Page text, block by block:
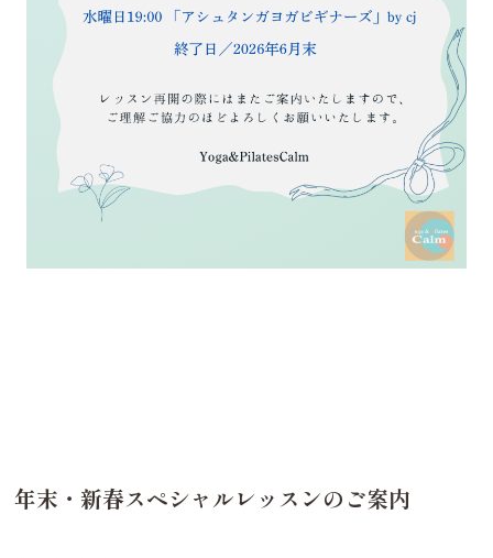
年末・新春スペシャルレッスンのご案内